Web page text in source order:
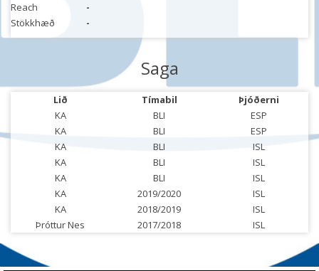
Reach
-
Stökkhæð
-
Saga
Lið Tímabil
Þjóðerni
KA
BLI
ESP
KA
BLI
ESP
KA
BLI
ISL
KA
BLI
ISL
KA
BLI
ISL
KA
2019/2020
ISL
KA
2018/2019
ISL
Þróttur Nes
2017/2018 ISL